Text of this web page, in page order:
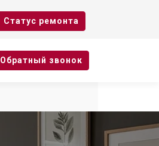
Cтатус ремонта
Oбратный звонок